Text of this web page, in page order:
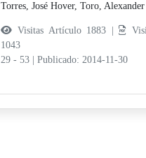
Torres, José Hover,Toro, Alexander
Visitas Artículo 1883 |
1043
29 - 53
|Publicado: 2014-11-30